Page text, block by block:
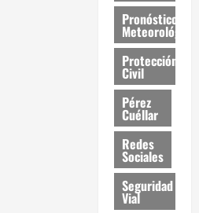
Pronóstico
Meteorológico
Protección
Civil
Pérez
Cuéllar
Redes
Sociales
Seguridad
Vial